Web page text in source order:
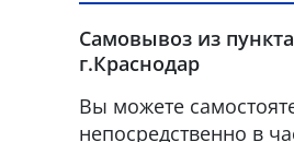
Самовывоз из
г.Краснодар
Вы можете
непосредственно в